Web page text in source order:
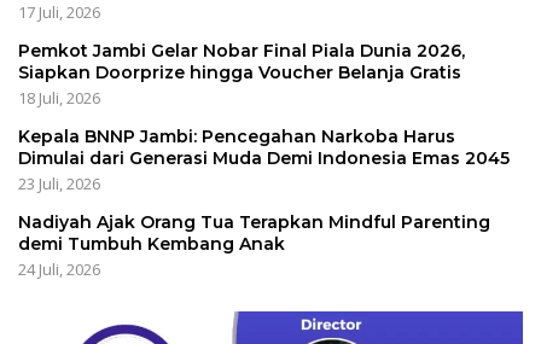
17 Juli, 2026
Pemkot Jambi Gelar Nobar Final Piala Dunia 2026,
Siapkan Doorprize hingga Voucher Belanja Gratis
18 Juli, 2026
Kepala BNNP Jambi: Pencegahan Narkoba Harus
Dimulai dari Generasi Muda Demi Indonesia Emas 2045
23 Juli, 2026
Nadiyah Ajak Orang Tua Terapkan Mindful Parenting
demi Tumbuh Kembang Anak
24 Juli, 2026